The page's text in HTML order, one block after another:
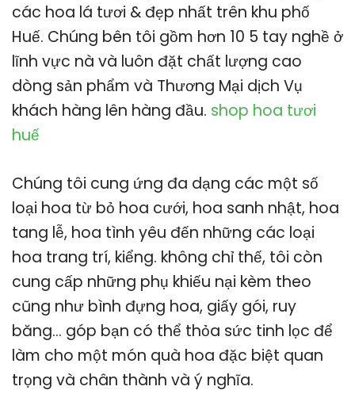
các hoa lá tươi & đẹp nhất trên khu phố
Huế. Chúng bên tôi gồm hơn 10 5 tay nghề ở
lĩnh vực nà và luôn đặt chất lượng cao
dòng sản phẩm và Thương Mại dịch Vụ
khách hàng lên hàng đầu. shop hoa tươi
huế
Chúng tôi cung ứng đa dạng các một số
loại hoa từ bỏ hoa cưới, hoa sanh nhật, hoa
tang lễ, hoa tình yêu đến những các loại
hoa trang trí, kiểng. không chỉ thế, tôi còn
cung cấp những phụ khiếu nại kèm theo
cũng như bình đựng hoa, giấy gói, ruy
băng… góp bạn có thể thỏa sức tinh lọc để
làm cho một món quà hoa đặc biệt quan
trọng và chân thành và ý nghĩa.